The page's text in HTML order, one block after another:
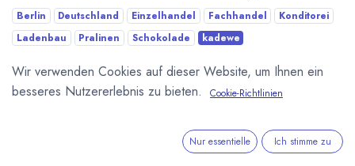
Berlin Deutschland Einzelhandel Fachhandel
Konditorei
Ladenbau
Pralinen Schokolade kadewe
Mehr lesen
Wir verwenden Cookies auf dieser Website, um Ihnen ein
besseres Nutzererlebnis zu bieten.
Cookie-Richtlinien
Nur essentielle Ich stimme zu